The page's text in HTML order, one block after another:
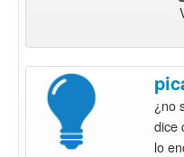
¿no
dice
lo